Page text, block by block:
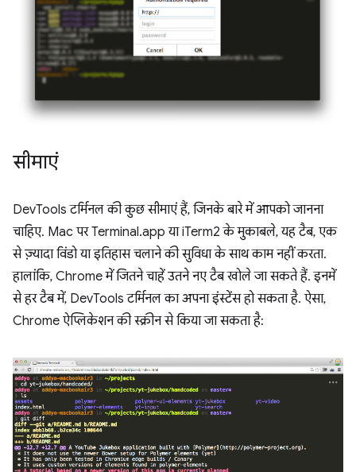
सीमाएं
DevTools टर्मिनल की कुछ सीमाएं हैं, जिनके बारे में आपको जानना
चाहिए. Mac पर Terminal.app या iTerm2 के मुकाबले, यह टैब, एक
से ज़्यादा विंडो या इतिहास चलाने की सुविधा के साथ काम नहीं करता.
हालांकि, Chrome में जितने चाहें उतने नए टैब खोले जा सकते हैं. इनमें
से हर टैब में, DevTools टर्मिनल का अपना इंस्टेंस हो सकता है. ऐसा,
Chrome ऐप्लिकेशन की स्क्रीन से किया जा सकता है: